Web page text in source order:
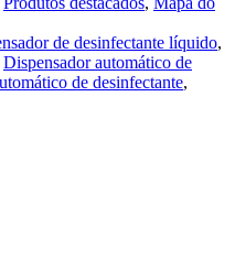
de desinfectante líquido,
Dispensador automático de
de desinfectante,